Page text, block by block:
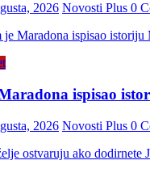
2026 Novosti Plus 0
ispisao
2026 Novosti Plus 0